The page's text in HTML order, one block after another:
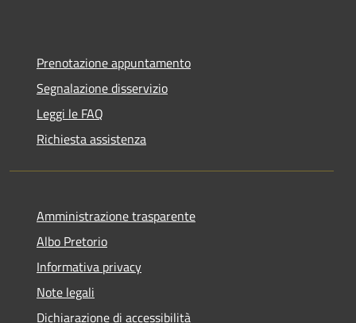
Prenotazione appuntamento
Segnalazione disservizio
Leggi le FAQ
Richiesta assistenza
Amministrazione trasparente
Albo Pretorio
Informativa privacy
Note legali
Dichiarazione di accessibilità